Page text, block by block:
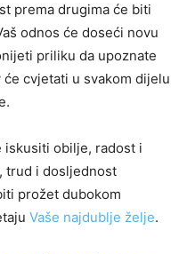
prema drugima će biti
odnos će doseći novu
priliku da upoznate
cvjetati u svakom dijelu
iskusiti obilje, radost i
trud i dosljednost
prožet dubokom
Vaše najdublje želje.